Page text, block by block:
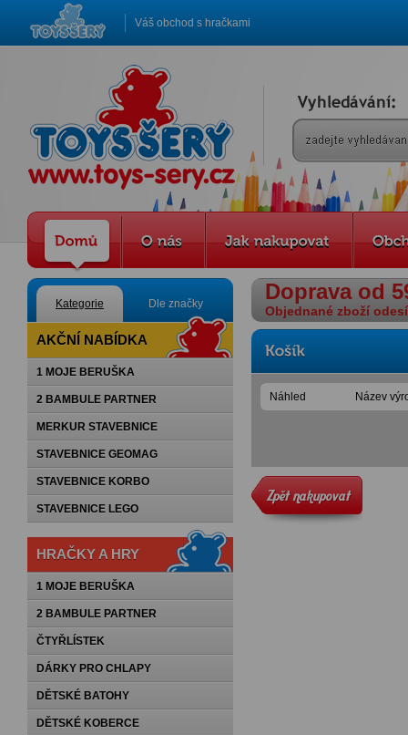
Váš obchod s hračkami
Kategorie Dle značky
AKČNÍ NABÍDKA
1 MOJE BERUŠKA
2 BAMBULE PARTNER
MERKUR STAVEBNICE
STAVEBNICE GEOMAG
STAVEBNICE KORBO
STAVEBNICE LEGO
HRAČKY A HRY
1 MOJE BERUŠKA
2 BAMBULE PARTNER
ČTYŘLÍSTEK
DÁRKY PRO CHLAPY
DĚTSKÉ BATOHY
DĚTSKÉ KOBERCE
Doprava od
Objednané zboží
Náhled Název